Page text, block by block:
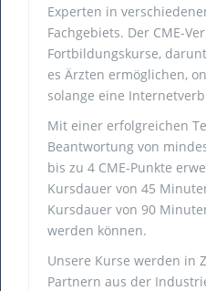
Experten in
Fachgebiets. Der CME-
Fortbildungskurse,
es Ärzten ermöglichen,
solange eine
Mit einer erfolgreichen
Beantwortung von
bis zu 4 CME-Punkte
Kursdauer von 45
Kursdauer von 90
werden können.
Unsere Kurse werden in
Partnern aus der